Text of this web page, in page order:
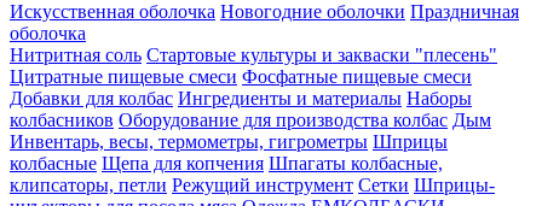
Искусственная оболочка Новогодние оболочки Праздничная
оболочка
Нитритная соль Стартовые культуры и закваски "плесень"
Цитратные пищевые смеси Фосфатные пищевые смеси
Добавки для колбас Ингредиенты и материалы Наборы
колбасников Оборудование для производства колбас Дым
Инвентарь, весы, термометры, гигрометры Шприцы
колбасные Щепа для копчения Шпагаты колбасные,
клипсаторы, петли Режущий инструмент Сетки Шприцы-